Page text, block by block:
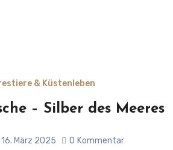
& Küstenleben
– Silber des Meeres
16. März 2025 0 Kommentar